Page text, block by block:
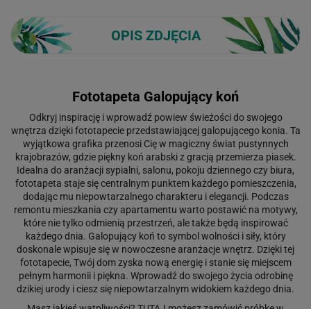
OPIS ZDJĘCIA
Fototapeta Galopujący koń
Odkryj inspirację i wprowadź powiew świeżości do swojego
wnętrza dzięki fototapecie przedstawiającej galopującego konia. Ta
wyjątkowa grafika przenosi Cię w magiczny świat pustynnych
krajobrazów, gdzie piękny koń arabski z gracją przemierza piasek.
Idealna do aranżacji sypialni, salonu, pokoju dziennego czy biura,
fototapeta staje się centralnym punktem każdego pomieszczenia,
dodając mu niepowtarzalnego charakteru i elegancji. Podczas
remontu mieszkania czy apartamentu warto postawić na motywy,
które nie tylko odmienią przestrzeń, ale także będą inspirować
każdego dnia. Galopujący koń to symbol wolności i siły, który
doskonale wpisuje się w nowoczesne aranżacje wnętrz. Dzięki tej
fototapecie, Twój dom zyska nową energię i stanie się miejscem
pełnym harmonii i piękna. Wprowadź do swojego życia odrobinę
dzikiej urody i ciesz się niepowtarzalnym widokiem każdego dnia.